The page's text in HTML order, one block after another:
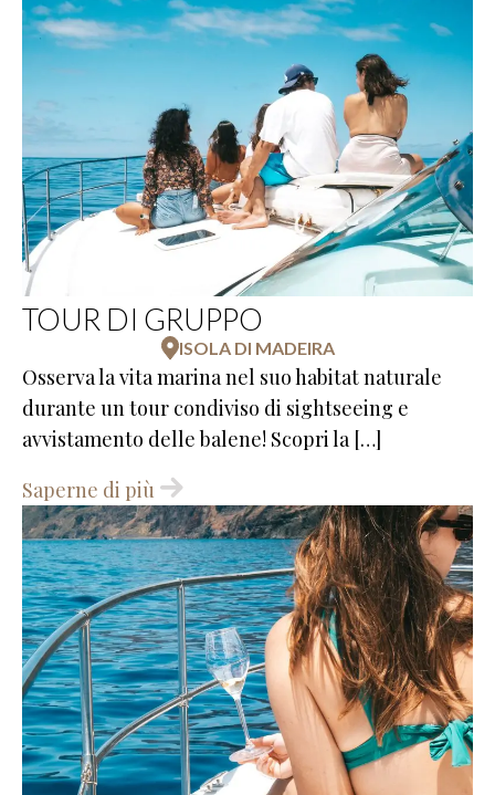
TOUR DI GRUPPO
ISOLA DI MADEIRA
Osserva la vita marina nel suo habitat naturale
durante un tour condiviso di sightseeing e
avvistamento delle balene! Scopri la […]
Saperne di più